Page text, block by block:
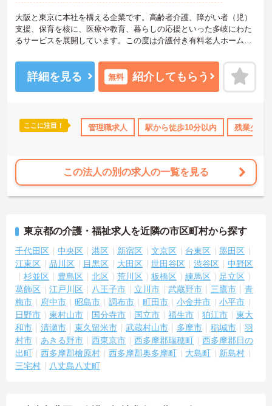
・補助 年間休日110日以上 高収入 ボーナス・賞与あり
大阪と東京に本社を構える企業です。高齢者介護、障がい者（児）
支援、保育を核に、医療や教育、暮らしの応援といった多岐にわた
るサービスを展開しています。この度は介護付き有料老人ホームの
を活かして即戦力としてご活躍いただきます。ご利用者様はもちろ
ん、従業員も活き活きと働ける環境をつくりませんか？
ご興味ある方には、面接対策ポイントなど、さらに詳細をお話しい
詳細を見る 無料 紹介してもらう
ここに注目！ 管理職求人 駅から徒歩10分以内 残業少な
この法人の別の求人の一覧を見る
東京都の介護・福祉求人を近隣の市区町村から探す
千代田区 中央区 港区 新宿区 文京区 台東区
墨田区
江東区
品川区 目黒区 大田区 世田谷区 渋谷区
中野区
杉並区
豊島区 北区 荒川区 板橋区 練馬区
足立区
葛飾区
江戸川区 八王子市 立川市 武蔵野市 三鷹市
青
梅市
府中市 昭島市 調布市 町田市 小金井市
小平市
日野市
東村山市 国分寺市 国立市 福生市 狛江市
東大
和市
清瀬市 東久留米市 武蔵村山市 多摩市 稲城市
羽
村市
あきる野市 西東京市 西多摩郡瑞穂町
西多摩郡日の
出町
西多摩郡檜原村 西多摩郡奥多摩町 大島町
新島村
三宅村
八丈島八丈町